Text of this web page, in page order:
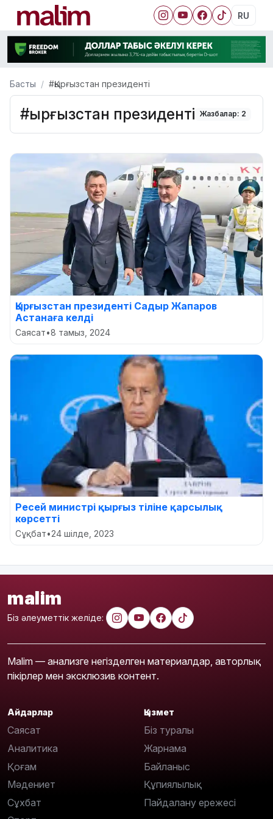
RU
Басты #Қырғызстан президенті
#Қырғызстан президенті Жазбалар: 2
Қырғызстан президенті Садыр Жапаров
Астанаға келді
Саясат•8 тамыз, 2024
Ресей министрі қырғыз тіліне қарсылық
көрсетті
Сұқбат•24 шілде, 2023
malim
Біз әлеуметтік желіде:
Malim — анализге негізделген материалдар, авторлық
пікірлер мен эксклюзив контент.
Айдарлар
Саясат
Аналитика
Қоғам
Мәдениет
Сұхбат
Қызмет
Біз туралы
Жарнама
Байланыс
Құпиялылық
Пайдалану ережесі